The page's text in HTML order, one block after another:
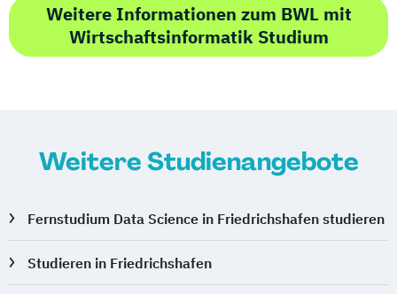
Weitere Informationen zum BWL mit
Wirtschaftsinformatik Studium
Weitere Studienangebote
Fernstudium Data Science in Friedrichshafen studieren
Studieren in Friedrichshafen